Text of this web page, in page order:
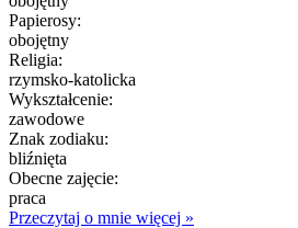
Papierosy:
obojętny
Religia:
rzymsko-katolicka
Wykształcenie:
zawodowe
Znak zodiaku:
bliźnięta
Obecne zajęcie:
praca
Przeczytaj o mnie więcej »